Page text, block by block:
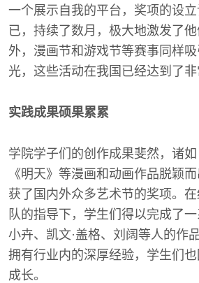
一个展示自我的平台，奖项的设
已，持续了数月，极大地激发了
外，漫画节和游戏节等赛事同样
光，这些活动在我国已经达到了非
实践成果硕果累累
学院学子们的创作成果斐然，诸如
《明天》等漫画和动画作品脱颖
获了国内外众多艺术节的奖项。
队的指导下，学生们得以完成了
小卉、凯文·盖格、刘阔等人的作
拥有行业内的深厚经验，学生们
成长。